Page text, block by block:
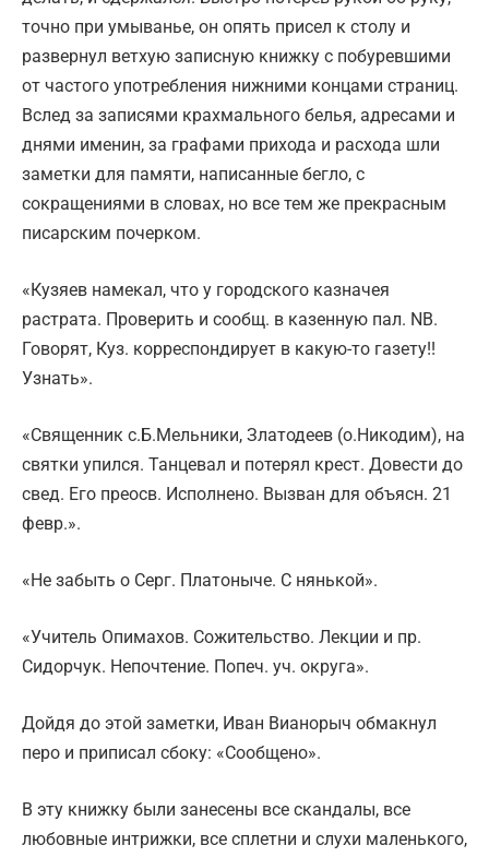
точно при умыванье, он опять присел к столу и
развернул ветхую записную книжку с побуревшими
от частого употребления нижними концами страниц.
Вслед за записями крахмального белья, адресами и
днями именин, за графами прихода и расхода шли
заметки для памяти, написанные бегло, с
сокращениями в словах, но все тем же прекрасным
писарским почерком.
«Кузяев намекал, что у городского казначея
растрата. Проверить и сообщ. в казенную пал. NB.
Говорят, Куз. корреспондирует в какую-то газету!!
Узнать».
«Священник с.Б.Мельники, Златодеев (о.Никодим), на
святки упился. Танцевал и потерял крест. Довести до
свед. Его преосв. Исполнено. Вызван для объясн. 21
февр.».
«Не забыть о Серг. Платоныче. С нянькой».
«Учитель Опимахов. Сожительство. Лекции и пр.
Сидорчук. Непочтение. Попеч. уч. округа».
Дойдя до этой заметки, Иван Вианорыч обмакнул
перо и приписал сбоку: «Сообщено».
В эту книжку были занесены все скандалы, все
любовные интрижки, все сплетни и слухи маленького,